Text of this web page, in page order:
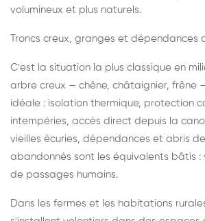
volumineux et plus naturels.
Troncs creux, granges et dépendances
C'est la situation la plus classique en
arbre creux — chêne, châtaignier, frêne
idéale : isolation thermique, protection
intempéries, accès direct depuis la
vieilles écuries, dépendances et abris
abandonnés sont les équivalents bâtis :
de passages humains.
Dans les fermes et les habitations